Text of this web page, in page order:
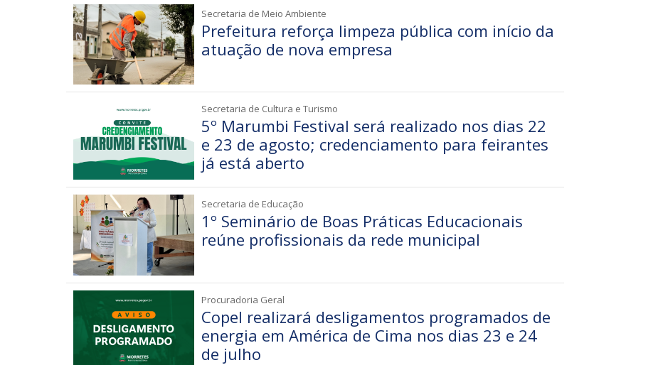
Secretaria de Meio Ambiente
Prefeitura reforça limpeza pública com início da
atuação de nova empresa
Secretaria de Cultura e Turismo
5º Marumbi Festival será realizado nos dias 22
e 23 de agosto; credenciamento para feirantes
já está aberto
Secretaria de Educação
1º Seminário de Boas Práticas Educacionais
reúne profissionais da rede municipal
Procuradoria Geral
Copel realizará desligamentos programados de
energia em América de Cima nos dias 23 e 24
de julho